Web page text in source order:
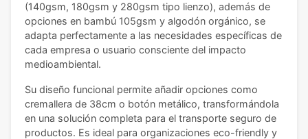
(140gsm, 180gsm y 280gsm tipo lienzo), además de
opciones en bambú 105gsm y algodón orgánico, se
adapta perfectamente a las necesidades específicas de
cada empresa o usuario consciente del impacto
medioambiental.
Su diseño funcional permite añadir opciones como
cremallera de 38cm o botón metálico, transformándola
en una solución completa para el transporte seguro de
productos. Es ideal para organizaciones eco-friendly y